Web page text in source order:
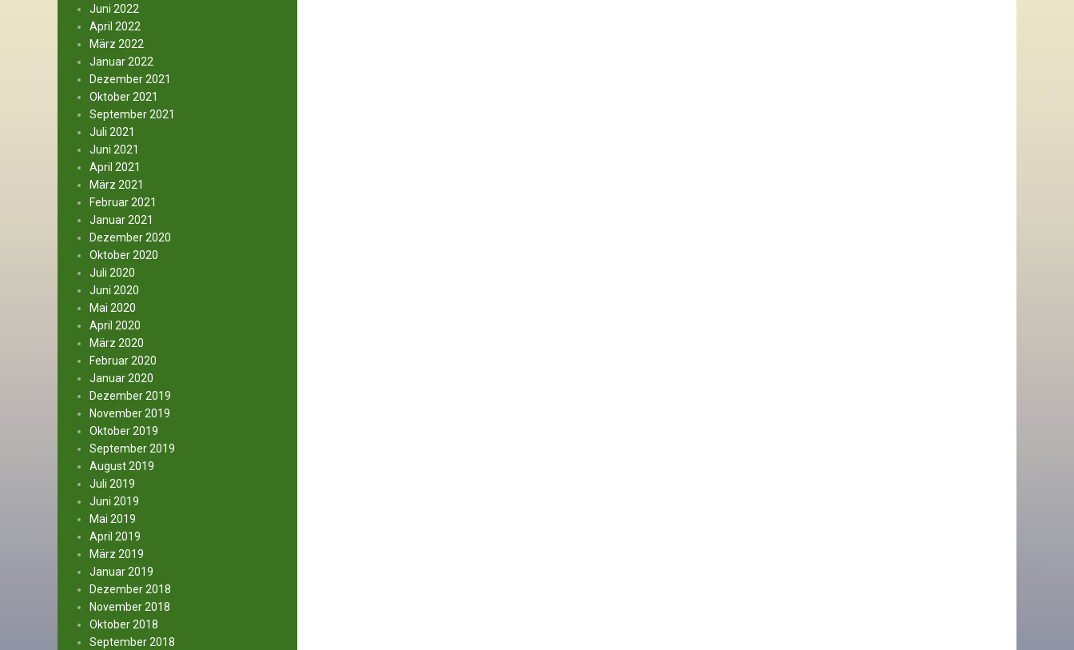
Juni 2022
April 2022
März 2022
Januar 2022
Dezember 2021
Oktober 2021
September 2021
Juli 2021
Juni 2021
April 2021
März 2021
Februar 2021
Januar 2021
Dezember 2020
Oktober 2020
Juli 2020
Juni 2020
Mai 2020
April 2020
März 2020
Februar 2020
Januar 2020
Dezember 2019
November 2019
Oktober 2019
September 2019
August 2019
Juli 2019
Juni 2019
Mai 2019
April 2019
März 2019
Januar 2019
Dezember 2018
November 2018
Oktober 2018
September 2018